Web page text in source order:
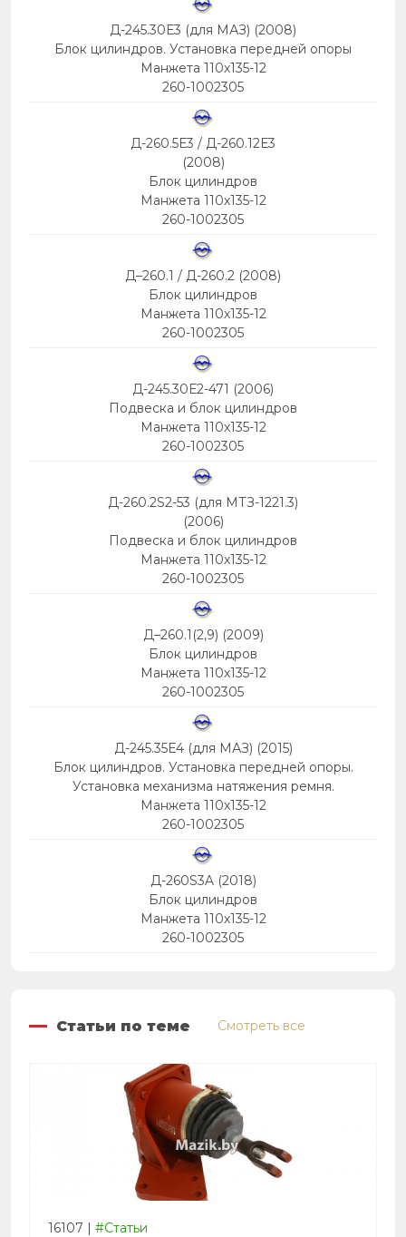
Д-245.30Е3 (для МАЗ) (2008)
Блок цилиндров. Установка передней опоры
Манжета 110х135-12
260-1002305
Д-260.5Е3 / Д-260.12Е3
(2008)
Блок цилиндров
Манжета 110х135-12
260-1002305
Д–260.1 / Д-260.2 (2008)
Блок цилиндров
Манжета 110х135-12
260-1002305
Д-245.30Е2-471 (2006)
Подвеска и блок цилиндров
Манжета 110х135-12
260-1002305
Д-260.2S2-53 (для МТЗ-1221.3)
(2006)
Подвеска и блок цилиндров
Манжета 110х135-12
260-1002305
Д–260.1(2,9) (2009)
Блок цилиндров
Манжета 110х135-12
260-1002305
Д-245.35E4 (для МАЗ) (2015)
Блок цилиндров. Установка передней опоры.
Установка механизма натяжения ремня.
Манжета 110х135-12
260-1002305
Д-260S3A (2018)
Блок цилиндров
Манжета 110х135-12
260-1002305
Статьи по теме Смотреть все
16107 | #Статьи